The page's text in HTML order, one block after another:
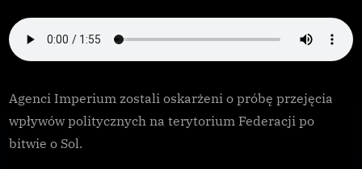
przejmowanie
w
sercu
Agenci Imperium zostali oskarżeni o próbę przejęcia
wpływów politycznych na terytorium Federacji po
bitwie o Sol.